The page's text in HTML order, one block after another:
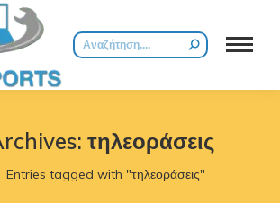
Search:
τηλεοράσεις
here:
Entries tagged with "τηλεοράσεις"